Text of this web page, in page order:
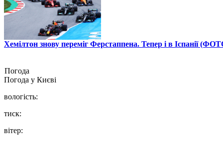
Хемілтон знову переміг Ферстаппена. Тепер і в Іспанії
Погода
Погода у Києві
вологість:
тиск:
вітер: